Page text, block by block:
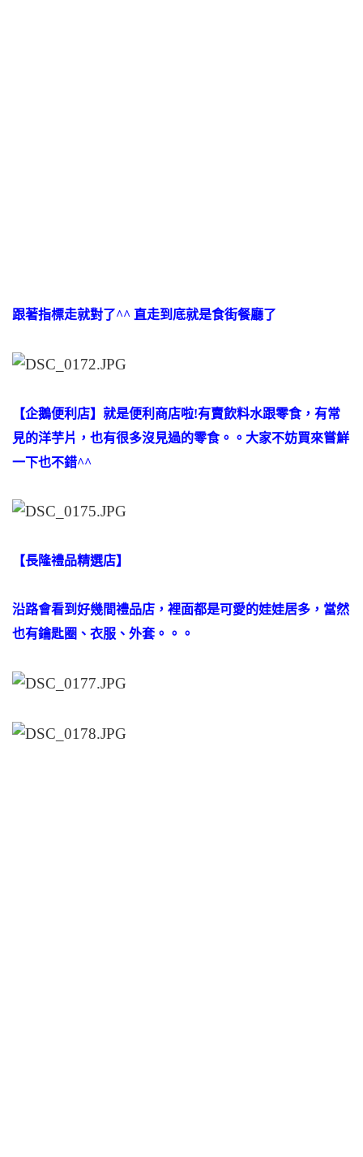
跟著指標走就對了^^ 直走到底就是食街餐廳了
【企鵝便利店】就是便利商店啦!有賣飲料水跟零食，有常
見的洋芋片，也有很多沒見過的零食。。大家不妨買來嘗鮮
一下也不錯^^
【長隆禮品精選店】
沿路會看到好幾間禮品店，裡面都是可愛的娃娃居多，當然
也有鑰匙圈、衣服、外套。。。